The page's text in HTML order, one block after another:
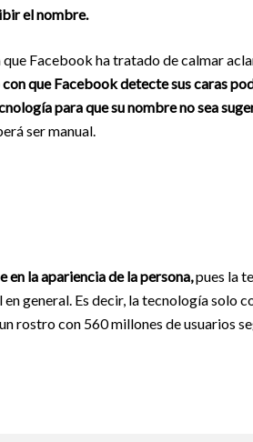
el nombre.
Facebook ha tratado de calmar
que Facebook detecte sus caras
para que su nombre no sea
ser manual.
en la apariencia de la persona,pues la
general. Es decir, la tecnología solo
rostro con 560 millones de usuarios